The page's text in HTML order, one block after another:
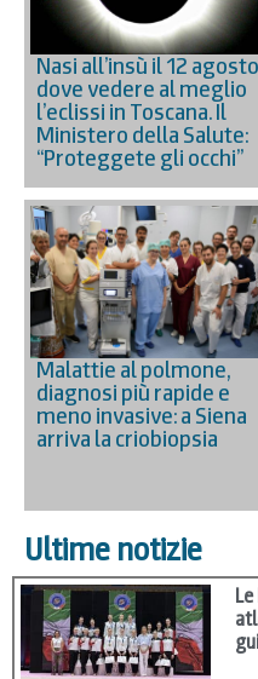
Nasi all’insù il 12
dove vedere al meglio
l’eclissi in Toscana. Il
Ministero della Salute:
“Proteggete gli occhi”
Malattie al polmone,
diagnosi più rapide e
meno invasive: a Siena
arriva la criobiopsia
Ultime notizie